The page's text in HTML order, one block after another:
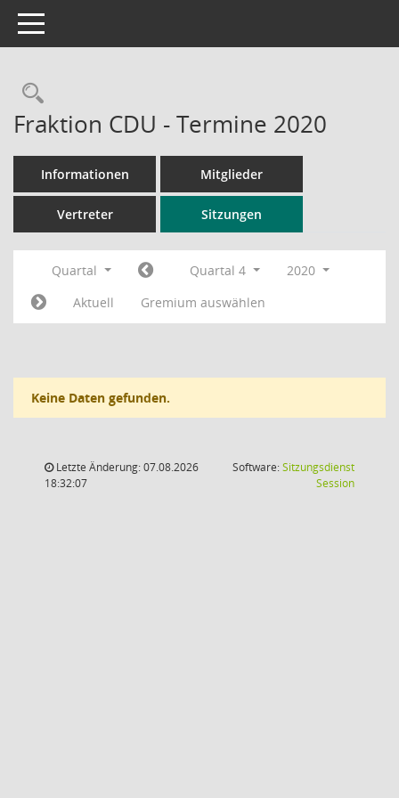
Toggle navigation
Rechercheauswahl
Fraktion CDU - Termine 2020
Informationen Mitglieder
Vertreter Sitzungen
Quartal Quartal 4
2020
Aktuell
Gremium auswählen
Keine Daten gefunden.
Letzte Änderung: 07.08.2026
18:32:07
Software:Sitzungsdienst
Session(Wird in